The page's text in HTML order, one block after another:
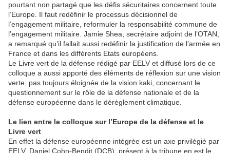
pourtant non partagé que les défis sécuritaires concernent toute
l’Europe. Il faut redéfinir le processus décisionnel de
l’engagement militaire, reformuler la responsabilité commune de
l’engagement militaire. Jamie Shea, secrétaire adjoint de l’OTAN,
a remarqué qu’il fallait aussi redéfinir la justification de l’armée en
France et dans les différents Etats européens.
Le Livre vert de la défense rédigé par EELV et diffusé lors de ce
colloque a aussi apporté des éléments de réflexion sur une vision
verte, pas toujours éloignée de la vision kaki, concernant le
questionnement sur le rôle de la défense nationale et de la
défense européenne dans le dérèglement climatique.
Le lien entre le colloque sur l’Europe de la défense et le
Livre vert
En effet la défense européenne intégrée est un axe privilégié par
EELV. Daniel Cohn-Bendit (DCB), présent à la tribune en est le